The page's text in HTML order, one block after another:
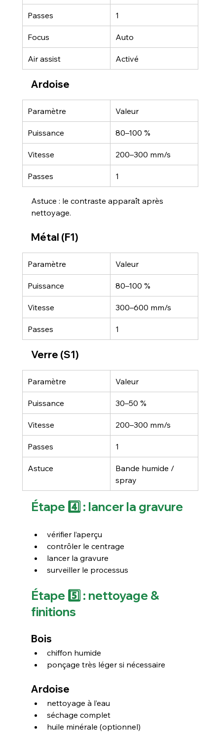
Passes 1
Focus Auto
Air assist Activé
Ardoise
Paramètre Valeur
Puissance 80–100 %
Vitesse 200–300 mm/s
Passes 1
Astuce : le contraste apparaît après
nettoyage.
Métal (F1)
Paramètre Valeur
Puissance 80–100 %
Vitesse 300–600 mm/s
Passes 1
Verre (S1)
Paramètre Valeur
Puissance 30–50 %
Vitesse 200–300 mm/s
Passes 1
Astuce
Bande humide /
spray
Étape 4️⃣ : lancer la gravure
vérifier l’aperçu
contrôler le centrage
lancer la gravure
surveiller le processus
Étape 5️⃣ : nettoyage &
finitions
Bois
chiffon humide
ponçage très léger si nécessaire
Ardoise
nettoyage à l’eau
séchage complet
huile minérale (optionnel)